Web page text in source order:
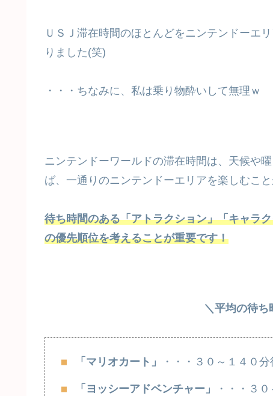
ＵＳＪ滞在時間のほとんどをニンテンドーエ
りました(笑)
・・・ちなみに、私は乗り物酔いして無理ｗ
ニンテンドーワールドの滞在時間は、天候や
ば、一通りのニンテンドーエリアを楽しむこと
待ち時間のある「アトラクション」「キャラ
の優先順位を考えることが重要です！
＼平均の待ち
「マリオカート」 ・・・３０～１４０分
「ヨッシーアドベンチャー」 ・・・３